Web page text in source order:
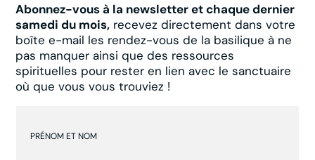
Abonnez-vous à la newsletter et chaque dernier
samedi du mois, recevez directement dans votre
boîte e-mail les rendez-vous de la basilique à ne
pas manquer ainsi que des ressources
spirituelles pour rester en lien avec le sanctuaire
où que vous vous trouviez !
PRÉNOM ET NOM